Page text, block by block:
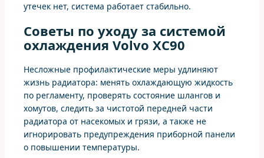
утечек нет, система работает стабильно.
Советы по уходу за системой
охлаждения Volvo XC90
Несложные профилактические меры удлиняют
жизнь радиатора: менять охлаждающую жидкость
по регламенту, проверять состояние шлангов и
хомутов, следить за чистотой передней части
радиатора от насекомых и грязи, а также не
игнорировать предупреждения приборной панели
о повышении температуры.